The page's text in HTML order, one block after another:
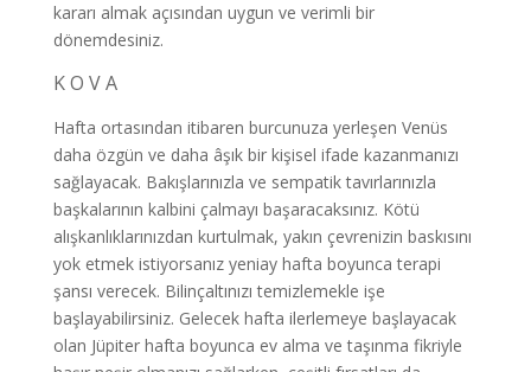
kararı almak açısından uygun ve verimli bir
dönemdesiniz.
K O V A
Hafta ortasından itibaren burcunuza yerleşen Venüs
daha özgün ve daha âşık bir kişisel ifade kazanmanızı
sağlayacak. Bakışlarınızla ve sempatik tavırlarınızla
başkalarının kalbini çalmayı başaracaksınız. Kötü
alışkanlıklarınızdan kurtulmak, yakın çevrenizin baskısını
yok etmek istiyorsanız yeniay hafta boyunca terapi
şansı verecek. Bilinçaltınızı temizlemekle işe
başlayabilirsiniz. Gelecek hafta ilerlemeye başlayacak
olan Jüpiter hafta boyunca ev alma ve taşınma fikriyle